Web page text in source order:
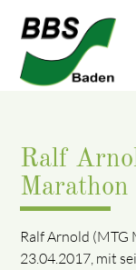
Ralf
Marathon
Ralf Arnold (MTG
23.04.2017, mit